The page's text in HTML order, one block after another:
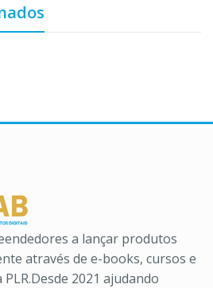
a lançar produtos
através de e-books, cursos e
2021 ajudando